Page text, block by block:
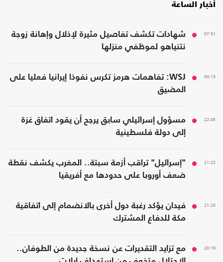
أخبار الساعة
07:51
شهادات تكشف تفاصيل مثيرة لإذلال وإهانة زوجة
نتنياهو لموظفي منزلها
00:13
WSJ: تفاهمات هرمز تكرس نفوذا إيرانيا فعليا على
المضيق
22:45
مسؤول إسرائيلي سابق يرجح أن يقود اتفاق غزة
إلى دولة فلسطينية
21:22
"إسرائيل" تراقب أزمة سبتة.. المغرب يكشف نقطة
ضعف أوروبا على حدودها مع أفريقيا
21:20
فيدان يؤكد رغبة دول أخرى بالانضمام إلى اتفاقية
مكة للدفاع المشترك
20:19
مع تزايد التقديرات عن نسخة جديدة من الطوفان..